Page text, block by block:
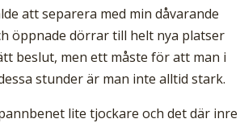
att separera med min dåvarande
öppnade dörrar till helt nya platser
beslut, men ett måste för att man i
stunder är man inte alltid stark.
lite tjockare och det där inre